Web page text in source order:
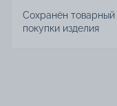
Сохранён
покупки изделия